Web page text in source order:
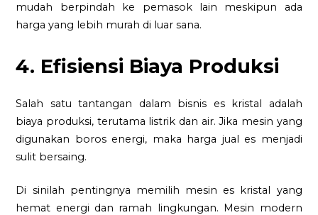
mudah berpindah ke pemasok lain meskipun ada
harga yang lebih murah di luar sana.
4. Efisiensi Biaya Produksi
Salah satu tantangan dalam bisnis es kristal adalah
biaya produksi, terutama listrik dan air. Jika mesin yang
digunakan boros energi, maka harga jual es menjadi
sulit bersaing.
Di sinilah pentingnya memilih mesin es kristal yang
hemat energi dan ramah lingkungan. Mesin modern